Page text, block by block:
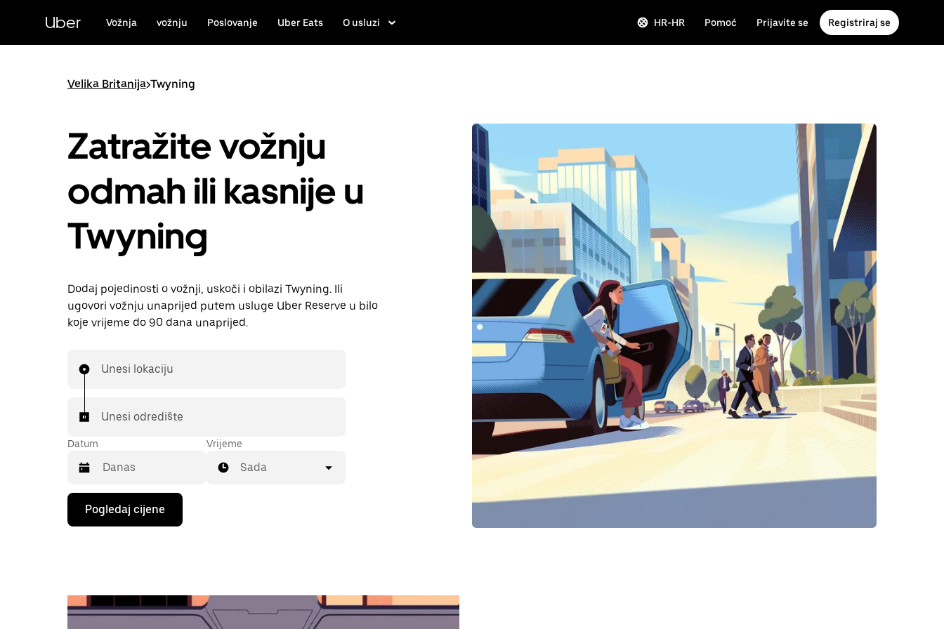
sadržaj
Uber Vožnja vožnju Poslovanje Uber Eats O usluzi HR-HR Pomoć Prijavite se Registriraj se
Velika Britanija>Twyning
Zatražite vožnju
odmah ili kasnije u
Twyning
Dodaj pojedinosti o vožnji, uskoči i obilazi Twyning. Ili
ugovori vožnju unaprijed putem usluge Uber Reserve u bilo
koje vrijeme do 90 dana unaprijed.
Unesi lokaciju
Unesi odredište
Datum
Pritisni
tipku
sa
s
kalendarom
Vrijeme
Sada
Pogledaj cijene